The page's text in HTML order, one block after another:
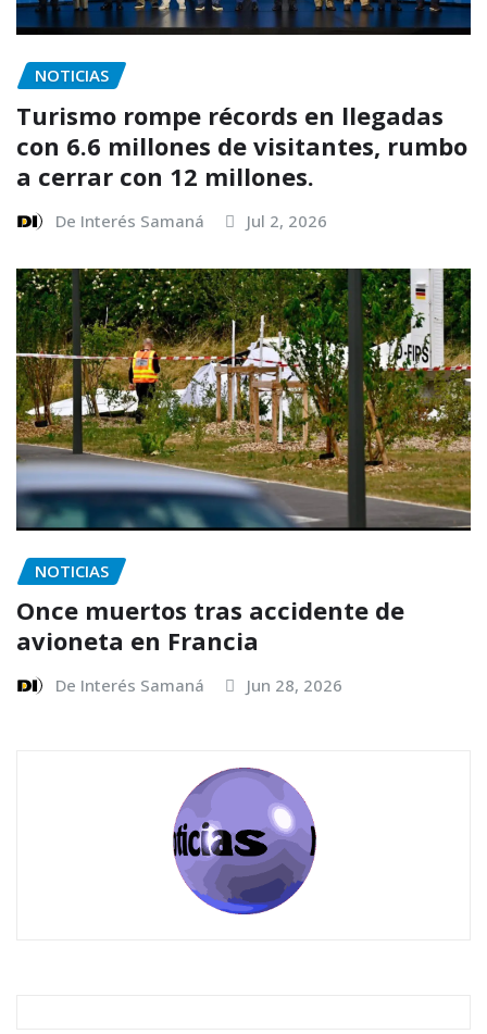
NOTICIAS
Turismo rompe récords en llegadas
con 6.6 millones de visitantes, rumbo
a cerrar con 12 millones.
De Interés Samaná Jul 2, 2026
NOTICIAS
Once muertos tras accidente de
avioneta en Francia
De Interés Samaná Jun 28, 2026